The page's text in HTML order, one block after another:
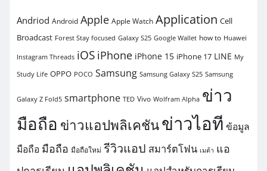
Andriod Android Apple Apple Watch Application Cell
Broadcast Forest Stay focused Galaxy S25 Google Wallet how to Huawei
Instagram Threads iOS iPhone iPhone 15 iPhone 17 LINE My
Study Life OPPO POCO Samsung Samsung Galaxy S25 Samsung
Galaxy Z Fold5 smartphone TED Vivo Wolfram Alpha ข่าว
มือถือ ข่าวแอปพลิเคชันข่าวไอที ข้อมูล
มือถือ มือถือ มือถือใหม่ รีวิวแอป สมาร์ตโฟน เมต้า แอ